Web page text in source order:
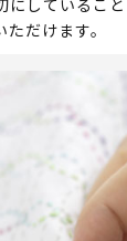
にしているこ
だけます。